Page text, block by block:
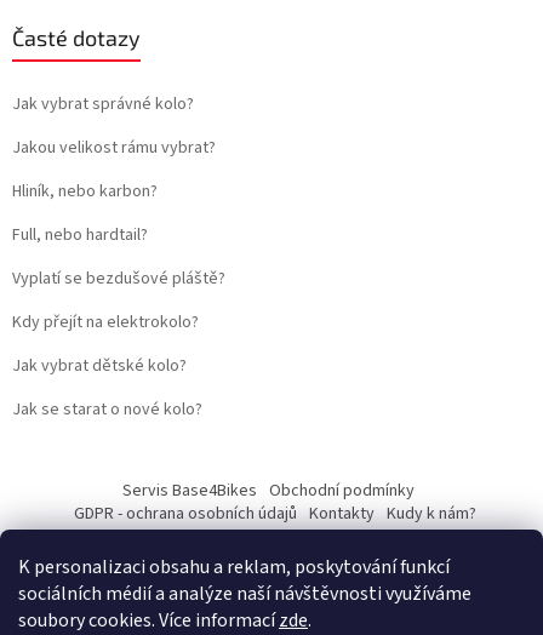
K personalizaci obsahu a reklam, poskytování funkcí
sociálních médií a analýze naší návštěvnosti využíváme
soubory cookies. Více informacízde.
Časté dotazy
Jak vybrat správné kolo?
Jakou velikost rámu vybrat?
Hliník, nebo karbon?
Full, nebo hardtail?
Vyplatí se bezdušové pláště?
Kdy přejít na elektrokolo?
Jak vybrat dětské kolo?
Jak se starat o nové kolo?
Servis Base4Bikes Obchodní podmínky
GDPR - ochrana osobních údajů Kontakty Kudy k nám?